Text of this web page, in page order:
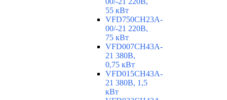
55 кВт
VFD750CH23A-
00/-21 220В,
75 кВт
VFD007CH43A-
21 380В,
0,75 кВт
VFD015CH43A-
21 380В, 1,5
кВт